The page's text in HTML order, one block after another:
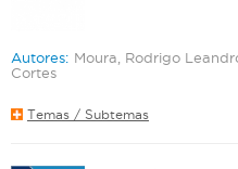
Autores: Moura, Rodrigo
Cortes
Temas / Subtemas